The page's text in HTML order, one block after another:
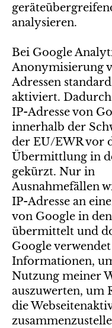
analysieren.
Bei Google
Anonymisierung
Adressen
aktiviert.
IP-Adresse von
innerhalb der
der EU/EWR vor
Übermittlung in
gekürzt. Nur in
Ausnahmefällen
IP-Adresse an
von Google in
übermittelt und
Google
Informationen,
Nutzung meiner
auszuwerten, um
die